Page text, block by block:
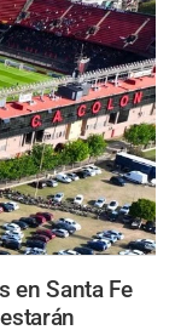
en Santa Fe